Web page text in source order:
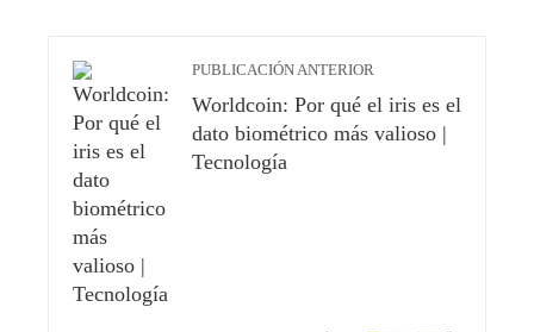
PUBLICACIÓN ANTERIOR
Worldcoin: Por qué el iris es el
dato biométrico más valioso |
Tecnología